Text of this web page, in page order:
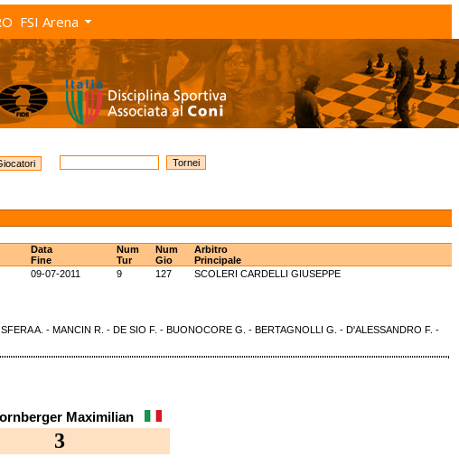
FSI Arena
Data
Fine
Num
Tur
Num
Gio
Arbitro
Principale
09-07-2011 9 127
SCOLERI CARDELLI GIUSEPPE
A. - MANCIN R. - DE SIO F. - BUONOCORE G. - BERTAGNOLLI G. - D'ALESSANDRO F. -
Maximilian
3